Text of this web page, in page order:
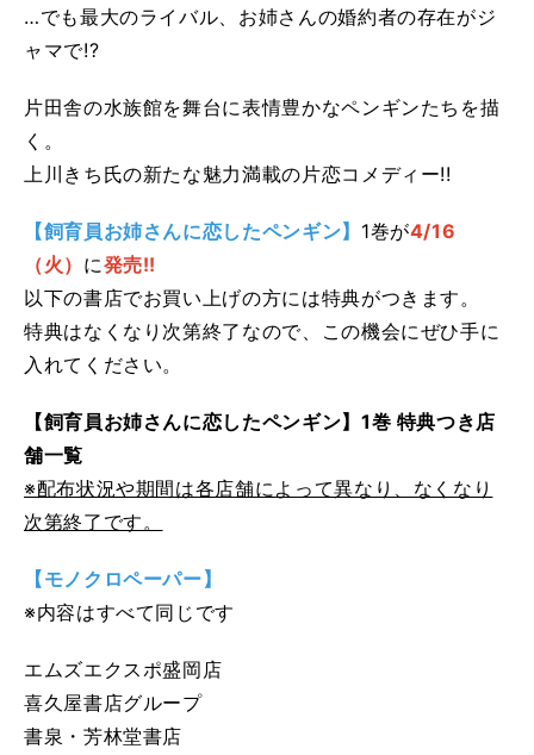
…でも最大のライバル、お姉さんの婚約者の存在がジ
ャマで!?
片田舎の水族館を舞台に表情豊かなペンギンたちを描
く。
上川きち氏の新たな魅力満載の片恋コメディー!!
【飼育員お姉さんに恋したペンギン】 1巻が4/16
（火） に発売!!
以下の書店でお買い上げの方には特典がつきます。
特典はなくなり次第終了なので、この機会にぜひ手に
入れてください。
【飼育員お姉さんに恋したペンギン】1巻 特典つき店
舗一覧
※配布状況や期間は各店舗によって異なり、なくなり
次第終了です。
【モノクロペーパー】
※内容はすべて同じです
エムズエクスポ盛岡店
喜久屋書店グループ
書泉・芳林堂書店